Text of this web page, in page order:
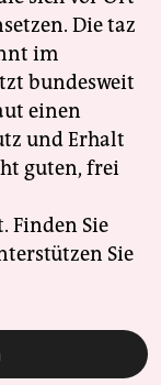
Die taz
im
bundesweit
einen
und Erhalt
guten, frei
Finden Sie
Sie